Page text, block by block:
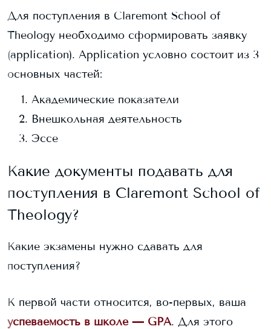
Для поступления в Claremont School of
Theology необходимо сформировать заявку
(application). Application условно состоит из 3
основных частей:
Академические показатели
Внешкольная деятельность
Эссе
Какие документы подавать для
поступления в Claremont School of
Theology?
Какие экзамены нужно сдавать для
поступления?
К первой части относится, во-первых, ваша
успеваемость в школе — GPA. Для этого